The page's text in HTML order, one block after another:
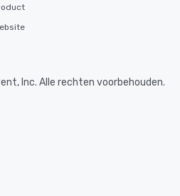
Inc. Alle rechten voorbehouden.